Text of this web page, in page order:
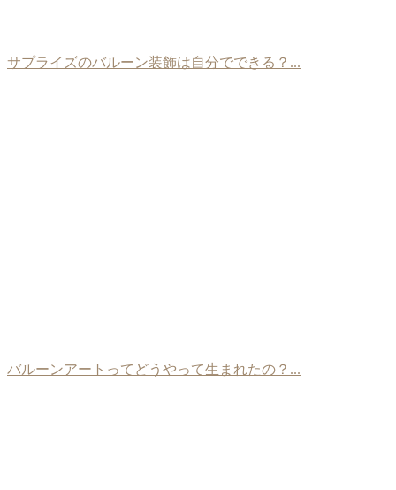
サプライズのバルーン装飾は自分でできる？...
バルーンアートってどうやって生まれたの？...